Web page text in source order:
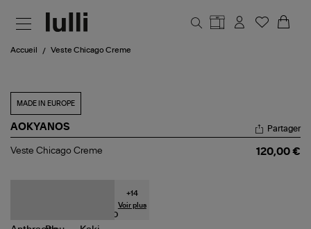
Accueil Veste Chicago Creme
MADE IN EUROPE
AOKYANOS
Veste
Partager
Veste Chicago Creme 120,00 €
+14
Voir plus